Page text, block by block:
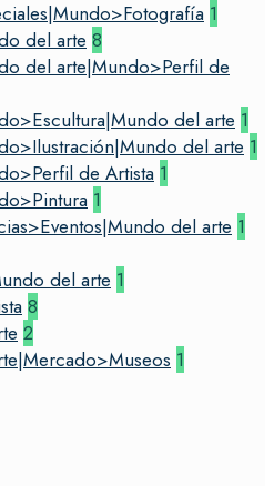
1
del arte 8
del arte|Mundo>Perfil de
del arte 1
del arte 1
de Artista 1
1
del arte 1
del arte 1
8
2
1